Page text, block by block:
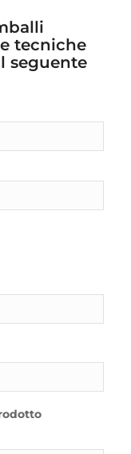
tecniche
seguente